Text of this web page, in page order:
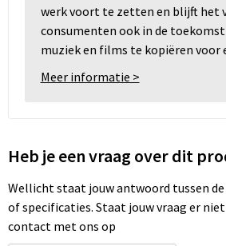
werk voort te zetten en blijft het
consumenten ook in de
muziek en films te kopiëren voor
Meer informatie >
Heb je een vraag over dit
Wellicht staat jouw antwoord tussen
of specificaties. Staat jouw vraag er
contact met ons op